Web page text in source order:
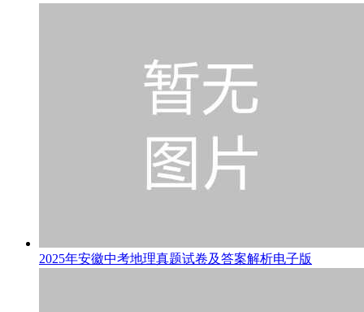
2025年安徽中考地理真题试卷及答案解析电子版